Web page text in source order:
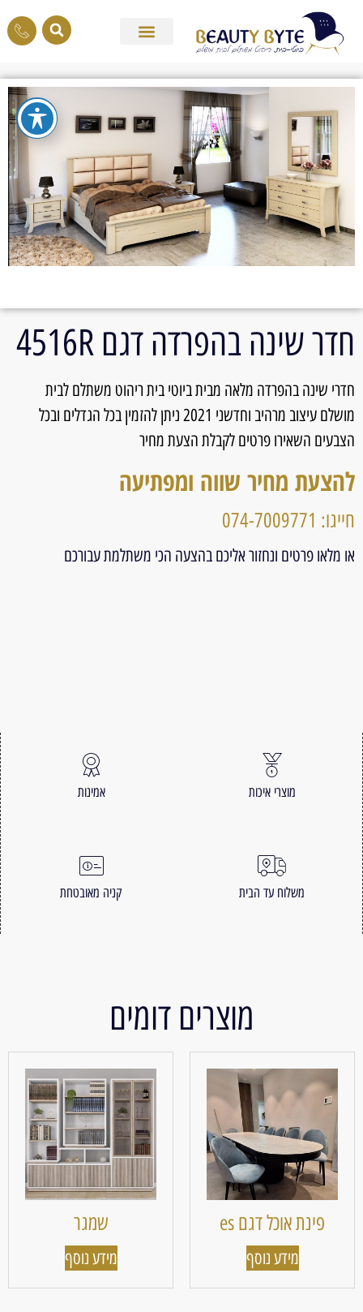
חדר שינה בהפרדה דגם 4516R
חדרי שינה בהפרדה מלאה מבית ביוטי בית ריהוט משתלם לבית
מושלם עיצוב מרהיב וחדשני 2021 ניתן להזמין בכל הגדלים ובכל
הצבעים השאירו פרטים לקבלת הצעת מחיר
להצעת מחיר שווה ומפתיעה
חייגו: 074-7009771
או מלאו פרטים ונחזור אליכם בהצעה הכי משתלמת עבורכם
מוצרי איכות אמינות
משלוח עד הבית קניה מאובטחת
מוצרים דומים
פינת אוכל דגם es
מידע נוסף
שמגר
מידע נוסף